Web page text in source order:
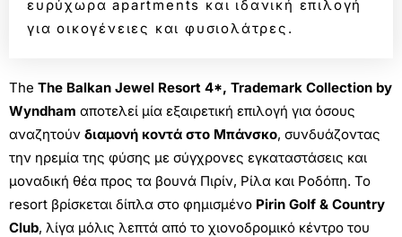
ευρύχωρα apartments και ιδανική επιλογή
για οικογένειες και φυσιολάτρες.
The The Balkan Jewel Resort 4*, Trademark Collection by
Wyndham αποτελεί μία εξαιρετική επιλογή για όσους
αναζητούν διαμονή κοντά στο Μπάνσκο, συνδυάζοντας
την ηρεμία της φύσης με σύγχρονες εγκαταστάσεις και
μοναδική θέα προς τα βουνά Πιρίν, Ρίλα και Ροδόπη. Το
resort βρίσκεται δίπλα στο φημισμένο Pirin Golf & Country
Club, λίγα μόλις λεπτά από το χιονοδρομικό κέντρο του